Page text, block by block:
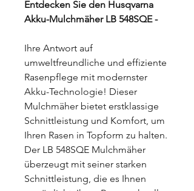
Entdecken Sie den Husqvarna
Akku-Mulchmäher LB 548SQE -
Ihre Antwort auf
umweltfreundliche und effiziente
Rasenpflege mit modernster
Akku-Technologie! Dieser
Mulchmäher bietet erstklassige
Schnittleistung und Komfort, um
Ihren Rasen in Topform zu halten.
Der LB 548SQE Mulchmäher
überzeugt mit seiner starken
Schnittleistung, die es Ihnen